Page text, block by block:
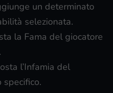
un determinato
selezionata.
la Fama del giocatore
l’Infamia del
specifico.